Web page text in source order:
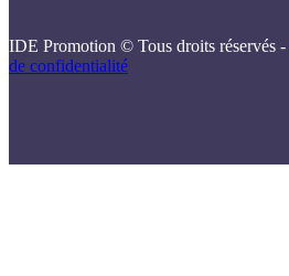
IDE Promotion © Tous droits réservés -
de confidentialité